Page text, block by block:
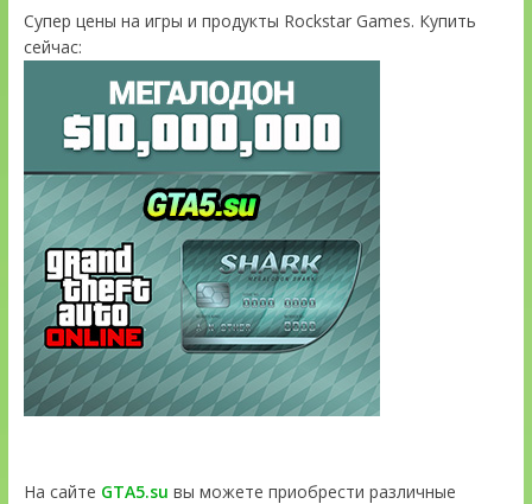
Супер цены на игры и продукты Rockstar Games. Купить
сейчас:
На сайте GTA5.su вы можете приобрести различные